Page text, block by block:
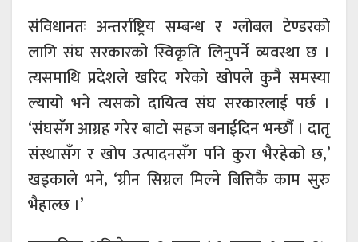
संविधानतः अन्तर्राष्ट्रिय सम्बन्ध र ग्लोबल टेण्डरको
लागि संघ सरकारको स्विकृति लिनुपर्ने व्यवस्था छ ।
त्यसमाथि प्रदेशले खरिद गरेको खोपले कुनै समस्या
ल्यायो भने त्यसको दायित्व संघ सरकारलाई पर्छ ।
‘संघसँग आग्रह गरेर बाटो सहज बनाईदिन भन्छौं । दातृ
संस्थासँग र खोप उत्पादनसँग पनि कुरा भैरहेको छ,’
खड्काले भने, ‘ग्रीन सिग्नल मिल्ने बित्तिकै काम सुरु
भैहाल्छ ।’